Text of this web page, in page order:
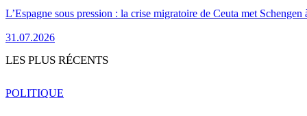
L’Espagne sous pression : la crise migratoire de Ceuta met Schengen
31.07.2026
LES PLUS RÉCENTS
POLITIQUE